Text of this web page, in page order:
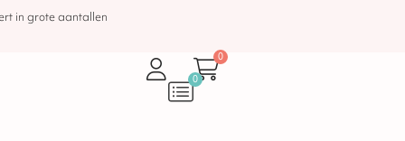
in grote aantallen
0
0